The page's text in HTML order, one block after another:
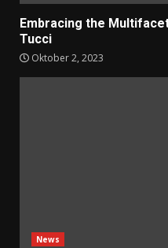
Embracing the
Tucci
Oktober 2, 2023
News